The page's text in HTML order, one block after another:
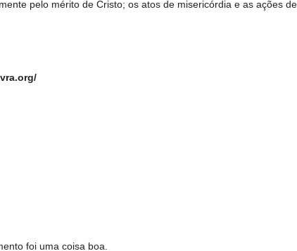
pelo mérito de Cristo; os atos de misericórdia e as ações de
foi uma coisa boa.